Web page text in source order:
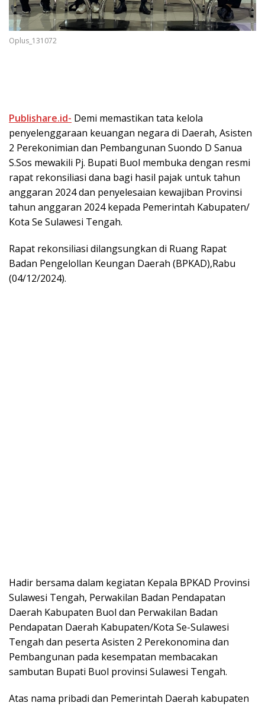
Oplus_131072
Publishare.id- Demi memastikan tata kelola
penyelenggaraan keuangan negara di Daerah, Asisten
2 Perekonimian dan Pembangunan Suondo D Sanua
S.Sos mewakili Pj. Bupati Buol membuka dengan resmi
rapat rekonsiliasi dana bagi hasil pajak untuk tahun
anggaran 2024 dan penyelesaian kewajiban Provinsi
tahun anggaran 2024 kepada Pemerintah Kabupaten/
Kota Se Sulawesi Tengah.
Rapat rekonsiliasi dilangsungkan di Ruang Rapat
Badan Pengelollan Keungan Daerah (BPKAD),Rabu
(04/12/2024).
Hadir bersama dalam kegiatan Kepala BPKAD Provinsi
Sulawesi Tengah, Perwakilan Badan Pendapatan
Daerah Kabupaten Buol dan Perwakilan Badan
Pendapatan Daerah Kabupaten/Kota Se-Sulawesi
Tengah dan peserta Asisten 2 Perekonomina dan
Pembangunan pada kesempatan membacakan
sambutan Bupati Buol provinsi Sulawesi Tengah.
Atas nama pribadi dan Pemerintah Daerah kabupaten